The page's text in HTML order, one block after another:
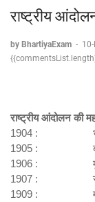
राष्ट्रीय
by BhartiyaExam -
राष्ट्रीय आंदोलन की
1904 : भारतीय
1905 : बंगाल
1906 : मुस्लिम
1907 : सूरत
1909 : मार्ले-